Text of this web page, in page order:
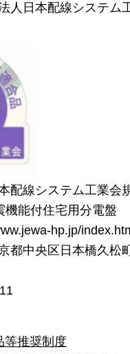
人日本配線システム
配線システム工業会
機能付住宅用分電盤
hp.jp/
都中央区日本橋久松
等推奨制度